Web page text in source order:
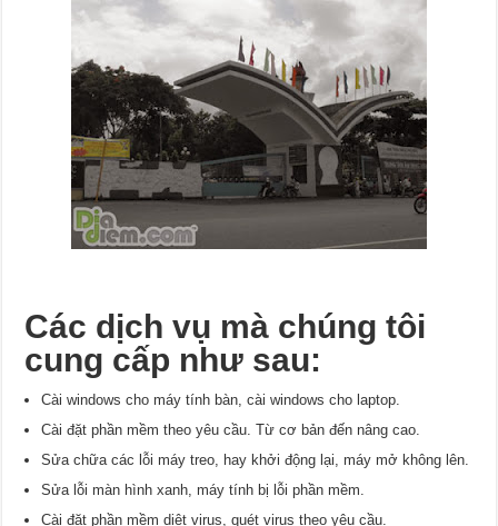
Các dịch vụ mà chúng tôi
cung cấp như sau:
Cài windows cho máy tính bàn, cài windows cho laptop.
Cài đặt phần mềm theo yêu cầu. Từ cơ bản đến nâng cao.
Sửa chữa các lỗi máy treo, hay khởi động lại, máy mở không lên.
Sửa lỗi màn hình xanh, máy tính bị lỗi phần mềm.
Cài đặt phần mềm diệt virus, quét virus theo yêu cầu.